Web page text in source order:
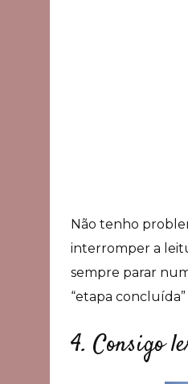
Não tenho
interromper a
sempre parar
“etapa
4. Consigo